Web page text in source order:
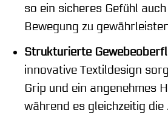
so ein sicheres Gefühl
Bewegung zu
Strukturierte
innovative Textildesign
Grip und ein angenehmes
während es gleichzeitig